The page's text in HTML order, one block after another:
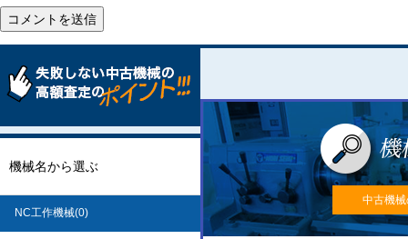
機械名から選ぶ
NC工作機械(0)
中古機